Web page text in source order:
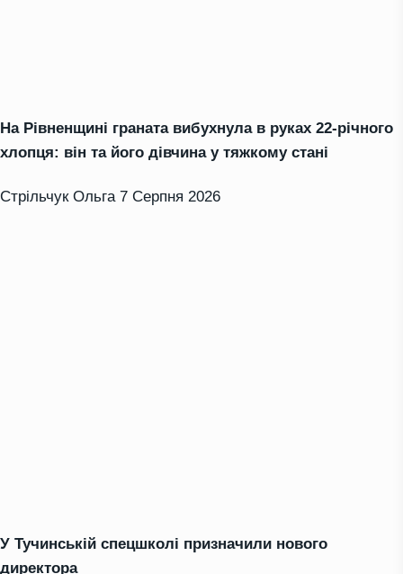
На Рівненщині граната вибухнула в руках 22-річного
хлопця: він та його дівчина у тяжкому стані
Стрільчук Ольга 7 Серпня 2026
У Тучинській спецшколі призначили нового
директора